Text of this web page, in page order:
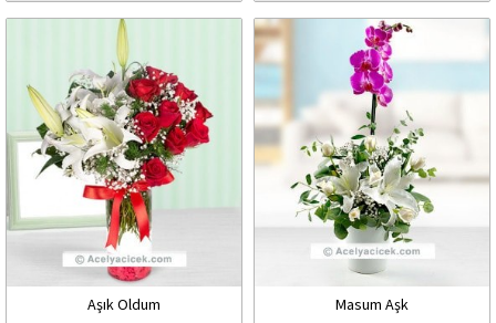
Aşık Oldum Masum Aşk